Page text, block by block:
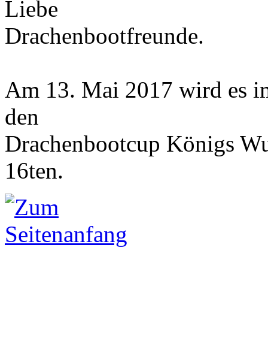
Liebe
Drachenbootfreunde.
Am 13. Mai 2017 wird es
den
Drachenbootcup Königs
16ten.